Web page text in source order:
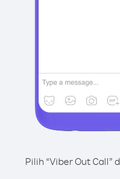
Pilih “Viber Out Call”